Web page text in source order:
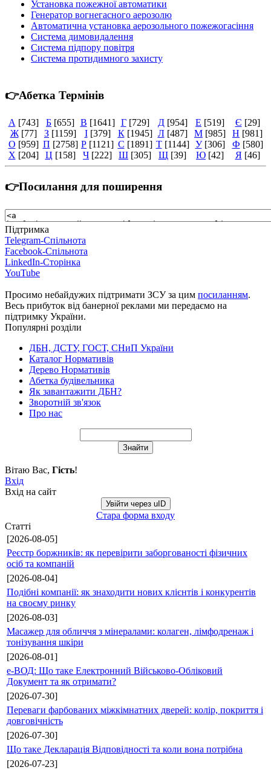
Установка пожежної автоматики
Генератор вогнегасного аерозолю
Автоматична установка аерозольного пожежогасіння
Система димовидалення
Система підпору повітря
Система протидимного захисту
👉Абетка Термінів
А [743] Б [655] В [1641] Г [729] Д [954] Е [519] Є [29]
Ж [77] З [1159] І [379] К [1945] Л [487] М [985] Н [981]
О [959] П [2758] Р [1121] С [1891] Т [1144] У [306] Ф [580]
Х [204] Ц [158] Ч [222] Ш [305] Щ [39] Ю [42] Я [46]
👉Посилання для поширення
Підтримка
Telegram-Спільнота
Facebook-Спільнота
LinkedIn-Сторінка
YouTube
Просимо небайдужих підтримати ЗСУ за цим посиланням.
Весь прибуток від банерної реклами ми передаємо на
підтримку України.
Популярні розділи
ДБН, ДСТУ, ГОСТ, СНиП України
Каталог Нормативів
Дерево Нормативів
Абетка будівельника
Як завантажити ДБН?
Зворотній зв'язок
Про нас
Вітаю Вас, Гість!
Вхід
Вхід на сайт
Увійти через uID
Стара форма входу
Статті
[2026-08-05]
Реєстр боржників: як перевірити заборгованості фізичних
осіб та компаній
[2026-08-04]
Подібні компанії: як знаходити нових клієнтів і конкурентів
на своєму ринку
[2026-08-03]
Масажер для обличчя з мінералами: колаген, лімфодренаж і
тонізування шкіри
[2026-08-01]
е-ВОД: Що таке Електронний Військово-Обліковий
Документ та як отримати?
[2026-07-30]
Переваги фарбованих міжкімнатних дверей: колір, покриття і
довговічність
[2026-07-30]
Що таке Декларація Відповідності та коли вона потрібна
[2026-07-23]